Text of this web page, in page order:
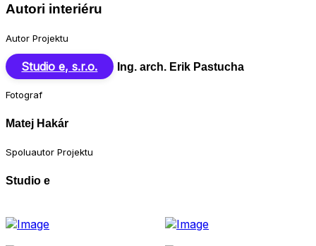
Autori interiéru
Autor Projektu
Studio e, s.r.o. Ing. arch. Erik Pastucha
Fotograf
Matej Hakár
Spoluautor Projektu
Studio e